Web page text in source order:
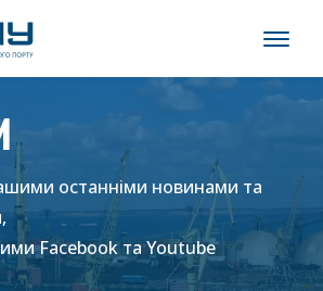
останніми новинами та
FacebookтаYoutube